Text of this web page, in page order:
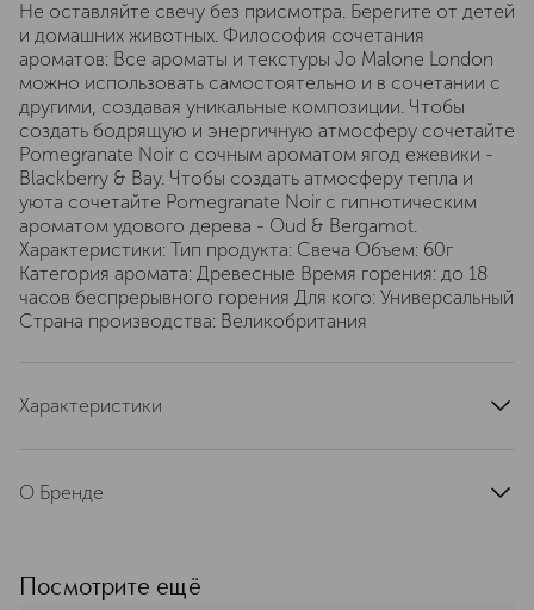
Не оставляйте свечу без присмотра. Берегите от детей
и домашних животных. Философия сочетания
ароматов: Все ароматы и текстуры Jo Malone London
можно использовать самостоятельно и в сочетании с
другими, создавая уникальные композиции. Чтобы
создать бодрящую и энергичную атмосферу сочетайте
Pomegranate Noir с сочным ароматом ягод ежевики -
Blackberry & Bay. Чтобы создать атмосферу тепла и
уюта сочетайте Pomegranate Noir с гипнотическим
ароматом удового дерева - Oud & Bergamot.
Характеристики: Тип продукта: Свеча Объем: 60г
Категория аромата: Древесные Время горения: до 18
часов беспрерывного горения Для кого: Универсальный
Страна производства: Великобритания
Характеристики
артикул
О Бренде
изящества. Аристократизм и
выдержка переплетаются с
Посмотрите ещё